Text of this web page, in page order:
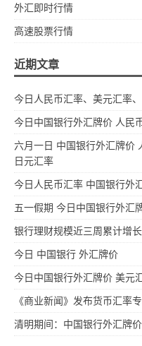
外汇即时行情
高速股票行情
近期文章
今日人民币汇率、美元汇率
今日中国银行外汇牌价 人民
六月一日 中国银行外汇牌价
日元汇率
今日人民币汇率 中国银行外
五一假期 今日中国银行外汇
银行理财规模近三周累计增
今日 中国银行 外汇牌价
今日中国银行外汇牌价 美元
《商业新闻》发布货币汇率
清明期间：中国银行外汇牌